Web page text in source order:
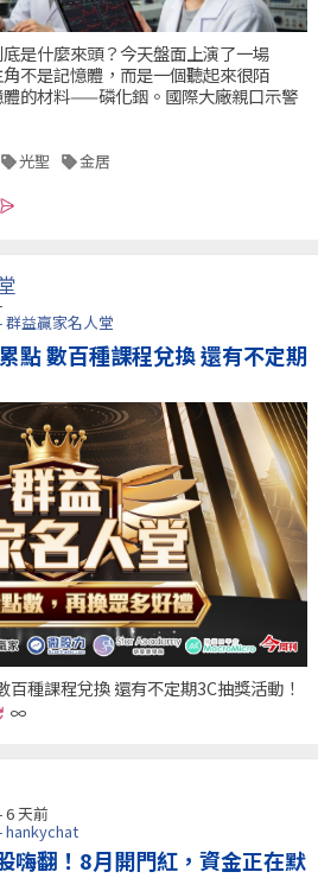
是什麼來頭？今天盤面上演了一場
角不是記憶體，而是一個聽起來很陌
的材料——磷化銦。國際大廠親口示警
光聖 金居
群益贏家名人堂
點 數百種課程兌換 還有不定期
種課程兌換 還有不定期3C抽獎活動！
∞
6 天前
hankychat
嗨翻！8月開門紅，資金正在默